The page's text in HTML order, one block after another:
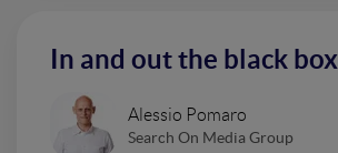
In and out the black box
Alessio Pomaro
Search On Media Group